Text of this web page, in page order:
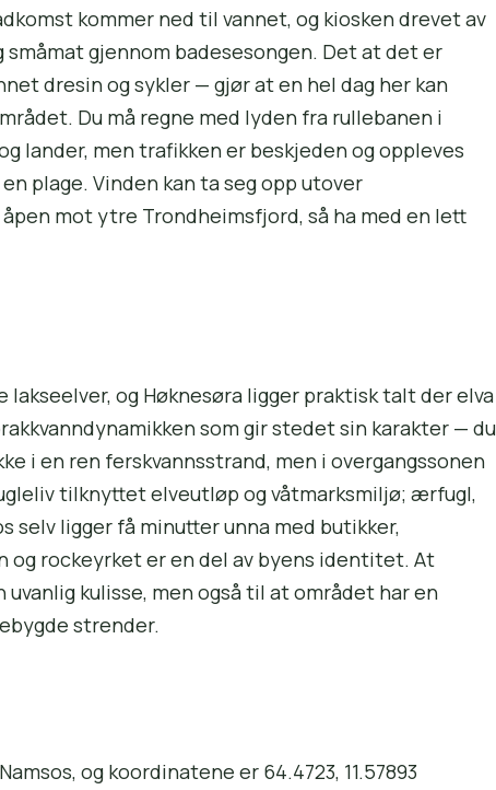
kommer ned til vannet, og kiosken drevet av
gjennom badesesongen. Det at det er
dresin og sykler — gjør at en hel dag her kan
Du må regne med lyden fra rullebanen i
lander, men trafikken er beskjeden og oppleves
plage. Vinden kan ta seg opp utover
mot ytre Trondheims­fjord, så ha med en lett
lakseelver, og Høknesøra ligger praktisk talt der elva
som gir stedet sin karakter — du
i en ren ferskvanns­strand, men i overgangs­sonen
tilknyttet elveutløp og våtmarks­miljø; ærfugl,
selv ligger få minutter unna med butikker,
rockeyrket er en del av byens identitet. At
kulisse, men også til at området har en
strender.
og koordinatene er 64.4723, 11.57893